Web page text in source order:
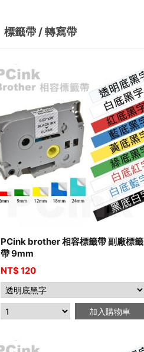
標籤帶 / 轉寫帶
PCink brother 相容標籤帶 副廠標籤
帶 9mm
NT$120
加入購物車